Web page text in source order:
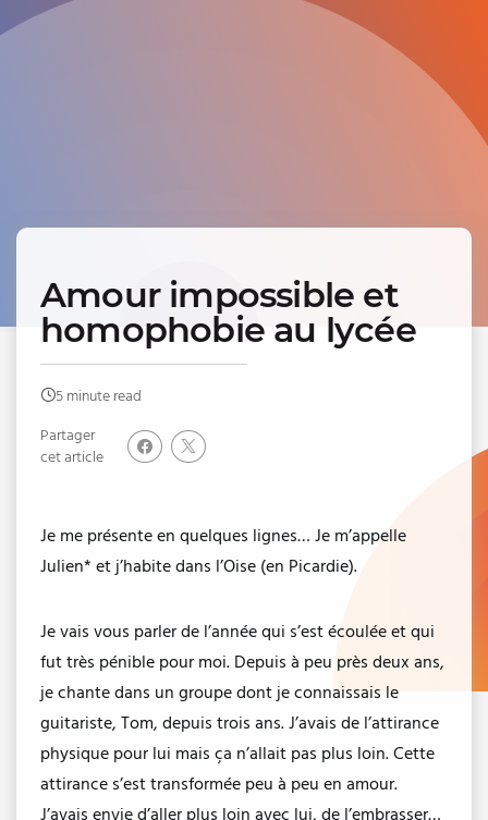
Amour impossible et
homophobie au lycée
5 minute read
Partager
cet article
Je me présente en quelques lignes… Je m’appelle
Julien* et j’habite dans l’Oise (en Picardie).
Je vais vous parler de l’année qui s’est écoulée et qui
fut très pénible pour moi. Depuis à peu près deux ans,
je chante dans un groupe dont je connaissais le
guitariste, Tom, depuis trois ans. J’avais de l’attirance
physique pour lui mais ça n’allait pas plus loin. Cette
attirance s’est transformée peu à peu en amour.
J’avais envie d’aller plus loin avec lui, de l’embrasser…